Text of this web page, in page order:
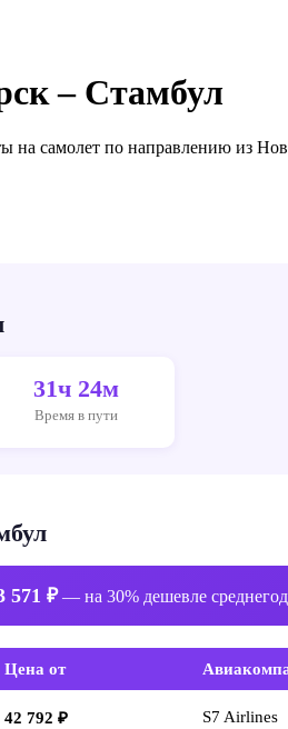
– Стамбул
на самолет по направлению из
31ч 24м
Время в пути
571 ₽— на 30% дешевле
Цена от
42 792 ₽ S7 Airlines